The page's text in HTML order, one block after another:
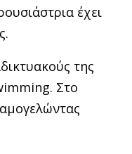
έχει
της
Στο